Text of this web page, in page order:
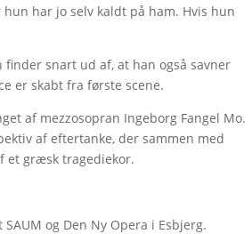
har jo selv kaldt på ham. Hvis hun
finder snart ud af, at han også savner
er skabt fra første scene.
af mezzosopran Ingeborg Fangel Mo.
af eftertanke, der sammen med
et græsk tragediekor.
og Den Ny Opera i Esbjerg.